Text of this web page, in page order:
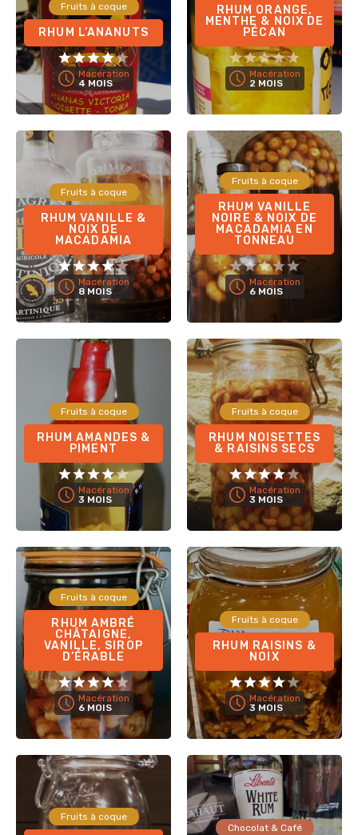
Fruits à coque
RHUM L’ANANUTS
Macération
4 MOIS
RHUM ORANGE,
MENTHE & NOIX DE
PÉCAN
Macération
2 MOIS
Fruits à coque
RHUM VANILLE &
NOIX DE
MACADAMIA
Macération
8 MOIS
Fruits à coque
RHUM VANILLE
NOIRE & NOIX DE
MACADAMIA EN
TONNEAU
Macération
6 MOIS
Fruits à coque
RHUM AMANDES &
PIMENT
Macération
3 MOIS
Fruits à coque
RHUM NOISETTES
& RAISINS SECS
Macération
3 MOIS
Fruits à coque
RHUM AMBRÉ
CHÂTAIGNE,
VANILLE, SIROP
D’ÉRABLE
Macération
6 MOIS
Fruits à coque
RHUM RAISINS &
NOIX
Macération
3 MOIS
Fruits à coque
Chocolat & Café